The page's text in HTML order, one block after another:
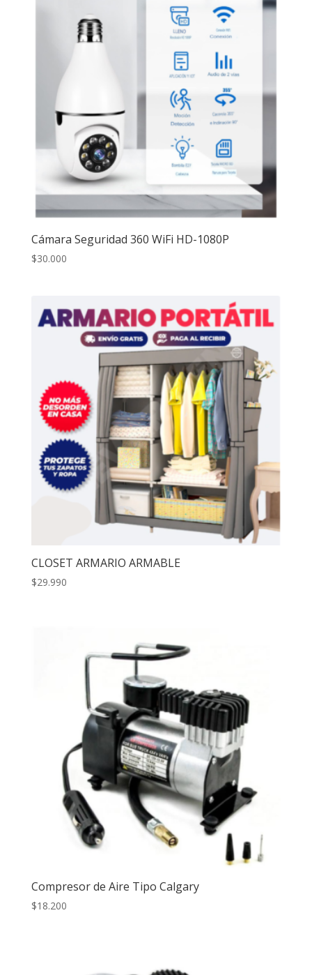
Cámara Seguridad 360 WiFi HD-1080P
$30.000
CLOSET ARMARIO ARMABLE
$29.990
Compresor de Aire Tipo Calgary
$18.200